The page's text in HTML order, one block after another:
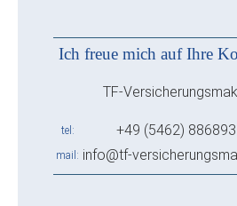
Ich freue mich auf Ihre
TF-
tel +49 (5462)
mail info@tf-